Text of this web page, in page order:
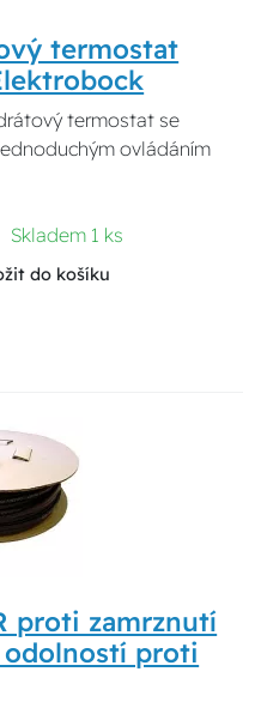
termostat
termostat se
ovládáním
Skladem 1 ks
do košíku
proti zamrznutí
odolností proti